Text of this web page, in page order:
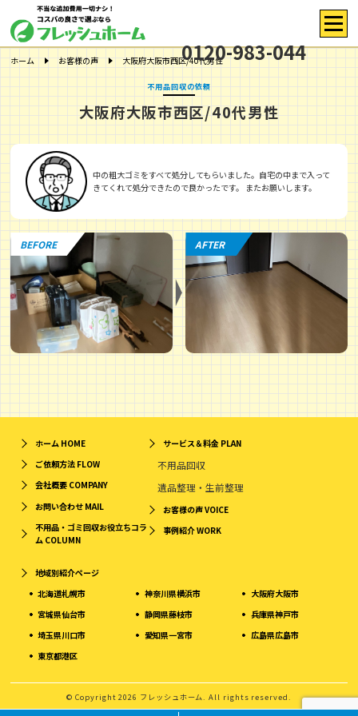
0120-983-044
ホーム お客様の声 大阪府大阪市西区/40代男性
不用品回収の依頼
大阪府大阪市西区/40代男性
中の粗大ゴミをすべて処分してもらいました。自宅の中まで入って
きてくれて処分できたので良かったです。 またお願いします。
BEFORE AFTER
ホーム HOME
ご依頼方法 FLOW
会社概要 COMPANY
お問い合わせ MAIL
不用品・ゴミ回収お役立ちコラ
ム COLUMN
サービス＆料金 PLAN
不用品回収
遺品整理・生前整理
お客様の声VOICE
事例紹介WORK
地域別紹介ページ
北海道札幌市
宮城県仙台市
埼玉県川口市
東京都港区
神奈川県横浜市
静岡県藤枝市
愛知県一宮市
大阪府大阪市
兵庫県神戸市
広島県広島市
© Copyright 2026 フレッシュホーム. All rights reserved.